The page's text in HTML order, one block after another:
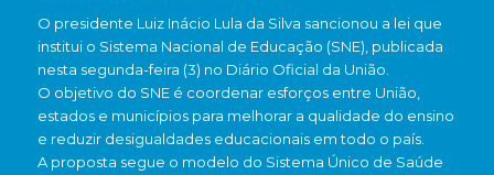
O presidente Luiz Inácio Lula da Silva sancionou a lei que
institui o Sistema Nacional de Educação (SNE), publicada
nesta segunda-feira (3) no Diário Oficial da União.
O objetivo do SNE é coordenar esforços entre União,
estados e municípios para melhorar a qualidade do ensino
e reduzir desigualdades educacionais em todo o país.
A proposta segue o modelo do Sistema Único de Saúde